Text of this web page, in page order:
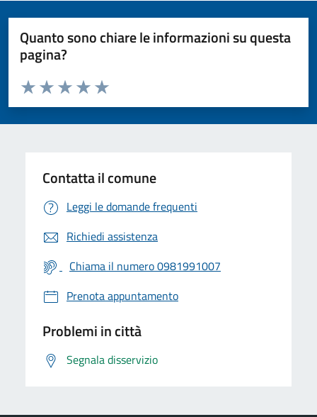
Quanto sono chiare le informazioni su questa
pagina?
Valuta da 1 a 5 stelle la pagina
Valuta 5 stelle su 5
Valuta 4 stelle su 5
Valuta 3 stelle su 5
Valuta 2 stelle su 5
Valuta 1 stelle su 5
Contatta il comune
Leggi le domande frequenti
Richiedi assistenza
Chiama il numero 0981991007
Prenota appuntamento
Problemi in città
Segnala disservizio